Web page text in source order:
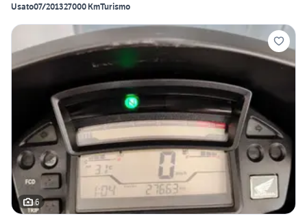
Usato07/201327000 KmTurismo
6